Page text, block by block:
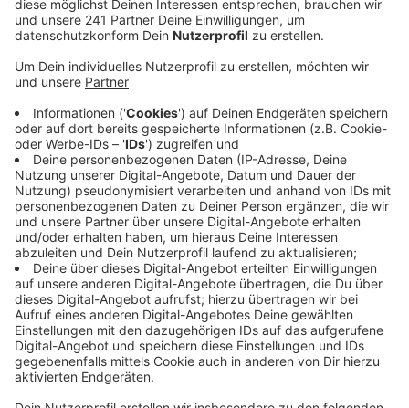
Entwurf für die neue Mieterschutzverordnung.
Veröffentlicht:Mittwoch, 22.01.2025 16:14
Anzeige
Auch in Overath ist der Wohnungsmarkt nach
Einschätzung der Landesregierung mittlerweile so
angespannt, dass die Regeln für Vermietungen
verschärft werden müssen. Die Mietpreisbremse
besagt unter anderem, dass die Miete einer neu
vermieteten Wohnung höchstens zehn Prozent über
der ortsüblichen Vergleichsmiete liegen darf. Der
Deutsche Mieterbunds begrüßt die Ausweitung, hält
sie aber nicht für ausreichend: Auch Odenthal,
Burscheid und Wermelskirchen hätten in die
Verordnung aufgenommen werden müssen. Odenthal